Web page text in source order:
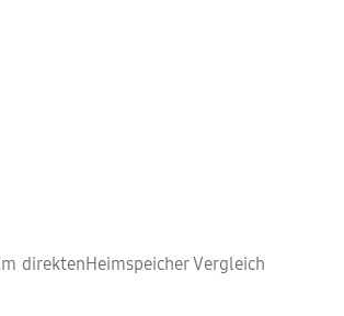
direktenHeimspeicher Vergleich